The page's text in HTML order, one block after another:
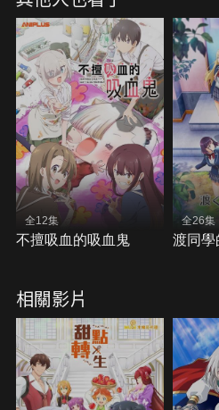
全12集
不擅吸血的吸血鬼
全26集
渡同學
相關影片